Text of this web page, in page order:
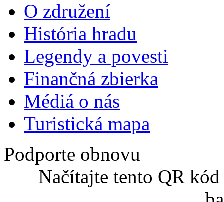
O združení
História hradu
Legendy a povesti
Finančná zbierka
Médiá o nás
Turistická mapa
Podporte obnovu
Načítajte tento QR